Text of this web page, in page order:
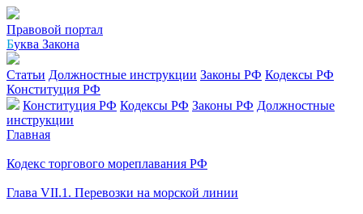
Правовой портал
Буква Закона
Статьи Должностные инструкции Законы РФ Кодексы РФ
Конституция РФ
Конституция РФ Кодексы РФ Законы РФ Должностные
инструкции
Главная
Кодекс торгового мореплавания РФ
Глава VII.1. Перевозки на морской линии